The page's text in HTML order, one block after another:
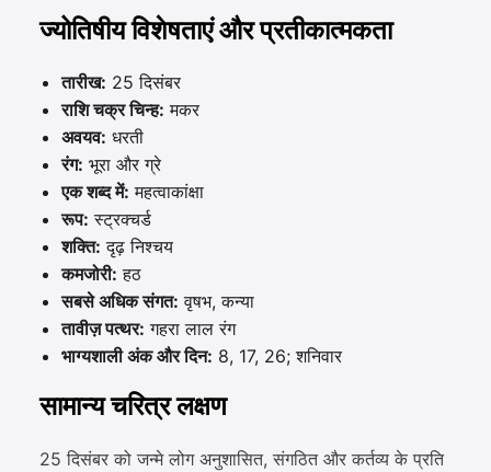
ज्योतिषीय विशेषताएं और प्रतीकात्मकता
तारीख: 25 दिसंबर
राशि चक्र चिन्ह: मकर
अवयव: धरती
रंग: भूरा और ग्रे
एक शब्द में: महत्वाकांक्षा
रूप: स्ट्रक्चर्ड
शक्ति: दृढ़ निश्चय
कमजोरी: हठ
सबसे अधिक संगत: वृषभ, कन्या
तावीज़ पत्थर: गहरा लाल रंग
भाग्यशाली अंक और दिन: 8, 17, 26; शनिवार
सामान्य चरित्र लक्षण
25 दिसंबर को जन्मे लोग अनुशासित, संगठित और कर्तव्य के प्रति